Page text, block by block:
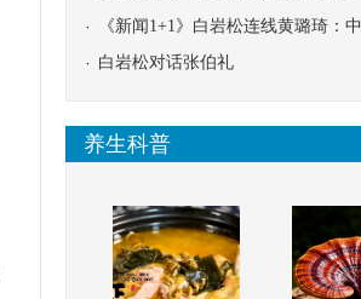
协同
《新闻1+1》白岩松连线黄璐琦：中
医救治的临床效果
白岩松对话张伯礼
养生科普